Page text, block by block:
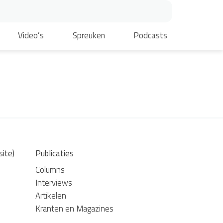
Video’s Spreuken Podcasts
Publicaties
Columns
Interviews
Artikelen
Kranten en Magazines